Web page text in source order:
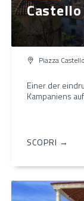
Piazza
Einer der
Kampaniens
SCOPRI →